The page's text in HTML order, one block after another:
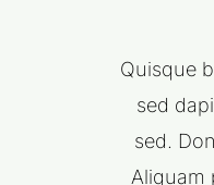
Quisque
sed
sed.
Aliquam